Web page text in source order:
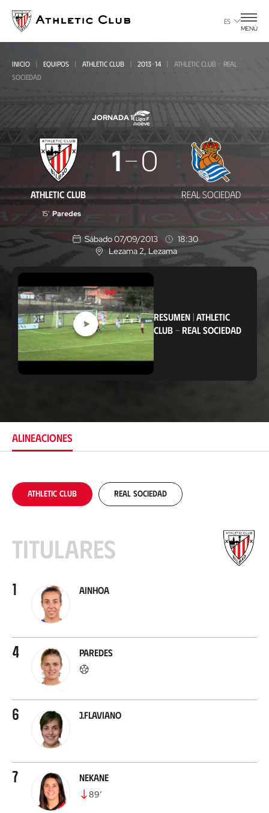
contenido
principal
ES
MENÚ
INICIO EQUIPOS ATHLETIC CLUB 2013-14
ATHLETIC CLUB - REAL
SOCIEDAD
JORNADA 1
Athletic
-
Real
Sociedad
ATHLETIC CLUB
1 0
REAL SOCIEDAD
15' Paredes
Sábado 07/09/2013
18:30
U
b
i
c
a
c
i
ó
Lezama 2, Lezama
RESUMEN |ATHLETIC
CLUB -REAL SOCIEDAD
ALINEACIONES
Athletic Club Real Sociedad
Titulares
1 Ainhoa
4 Paredes
6 J.Flaviano
7 Nekane
89’